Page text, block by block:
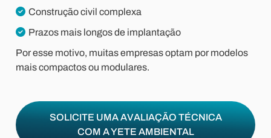
Construção civil complexa
Prazos mais longos de implantação
Por esse motivo, muitas empresas optam por modelos
mais compactos ou modulares.
SOLICITE UMA AVALIAÇÃO TÉCNICA
COM A YETE AMBIENTAL